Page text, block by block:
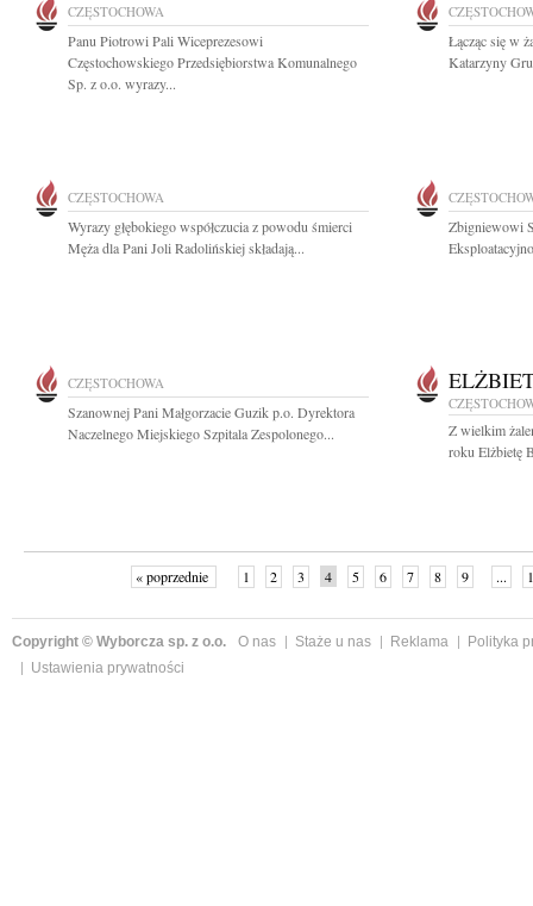
CZĘSTOCHOWA
Panu Piotrowi Pali Wiceprezesowi
Częstochowskiego Przedsiębiorstwa Komunalnego
Sp. z o.o. wyrazy...
Łącząc się w
Katarzyny
CZĘSTOCHOWA
Wyrazy głębokiego współczucia z powodu śmierci
Męża dla Pani Joli Radolińskiej składają...
Zbigniewowi
CZĘSTOCHOWA
Szanownej Pani Małgorzacie Guzik p.o. Dyrektora
Naczelnego Miejskiego Szpitala Zespolonego...
Z wielkim
roku Elżbietę
« poprzednie 1 2 3 4 5 6 7 8 9 ...
Copyright © Wyborcza sp. z o.o. O nas Staże u nas Reklama
Polityka
Ustawienia prywatności